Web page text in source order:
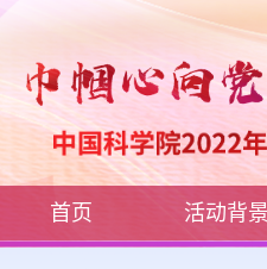
首页 活动背景